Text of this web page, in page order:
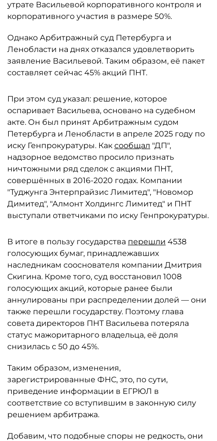
утрате Васильевой корпоративного контроля и
корпоративного участия в размере 50%.
Однако Арбитражный суд Петербурга и
Ленобласти на днях отказался удовлетворить
заявление Васильевой. Таким образом, её пакет
составляет сейчас 45% акций ПНТ.
При этом суд указал: решение, которое
оспаривает Васильева, основано на судебном
акте. Он был принят Арбитражным судом
Петербурга и Ленобласти в апреле 2025 году по
иску Генпрокуратуры. Как сообщал "ДП",
надзорное ведомство просило признать
ничтожными ряд сделок с акциями ПНТ,
совершённых в 2016-2020 годах. Компании
"Туджунга Энтерпрайзис Лимитед", "Новомор
Димитед", "Алмонт Холдингс Лимитед" и ПНТ
выступали ответчиками по иску Генпрокуратуры.
В итоге в пользу государства перешли 4538
голосующих бумаг, принадлежавших
наследникам сооснователя компании Дмитрия
Скигина. Кроме того, суд восстановил 1008
голосующих акций, которые ранее были
аннулированы при распределении долей — они
также перешли государству. Поэтому глава
совета директоров ПНТ Васильева потеряла
статус мажоритарного владельца, её доля
снизилась с 50 до 45%.
Таким образом, изменения,
зарегистрированные ФНС, это, по сути,
приведение информации в ЕГРЮЛ в
соответствие со вступившим в законную силу
решением арбитража.
Добавим, что подобные споры не редкость, они